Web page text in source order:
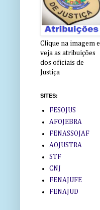
Clique na imagem e
veja as atribuições
dos oficiais de
Justiça
SITES:
FESOJUS
AFOJEBRA
FENASSOJAF
AOJUSTRA
STF
CNJ
FENAJUFE
FENAJUD